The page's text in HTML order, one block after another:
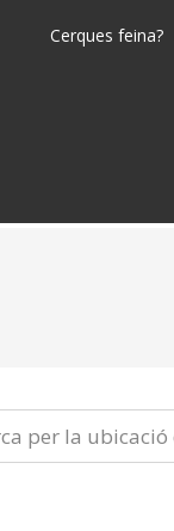
Cerques feina?